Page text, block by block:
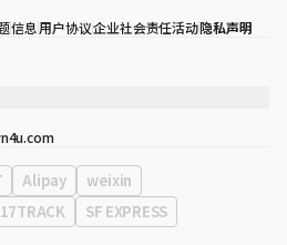
信息用户协议企业社会责任活动隐私声明
路 513号 3楼 （三成洞， coex)
Alipay
weixin
17TRACK SF EXPRESS